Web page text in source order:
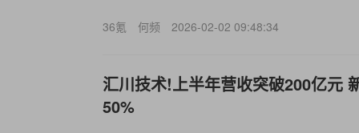
36氪 何频 2026-02-02 09:48:34
汇川技术!上半年营收突破200亿元
50%